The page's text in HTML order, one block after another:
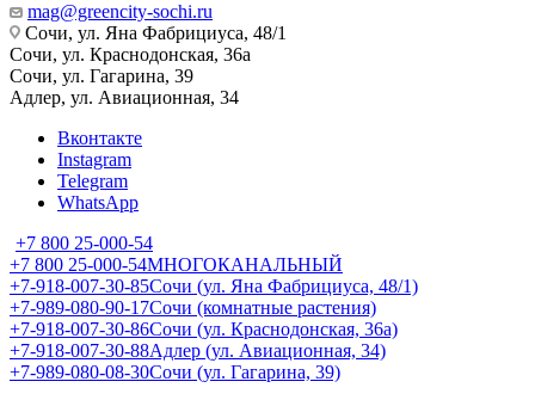
mag@greencity-sochi.ru
Сочи, ул. Яна Фабрициуса, 48/1
Сочи, ул. Краснодонская, 36а
Сочи, ул. Гагарина, 39
Адлер, ул. Авиационная, 34
Вконтакте
Instagram
Telegram
WhatsApp
+7 800 25-000-54
+7 800 25-000-54МНОГОКАНАЛЬНЫЙ
+7-918-007-30-85Сочи (ул. Яна Фабрициуса, 48/1)
+7-989-080-90-17Сочи (комнатные растения)
+7-918-007-30-86Сочи (ул. Краснодонская, 36а)
+7-918-007-30-88Адлер (ул. Авиационная, 34)
+7-989-080-08-30Сочи (ул. Гагарина, 39)